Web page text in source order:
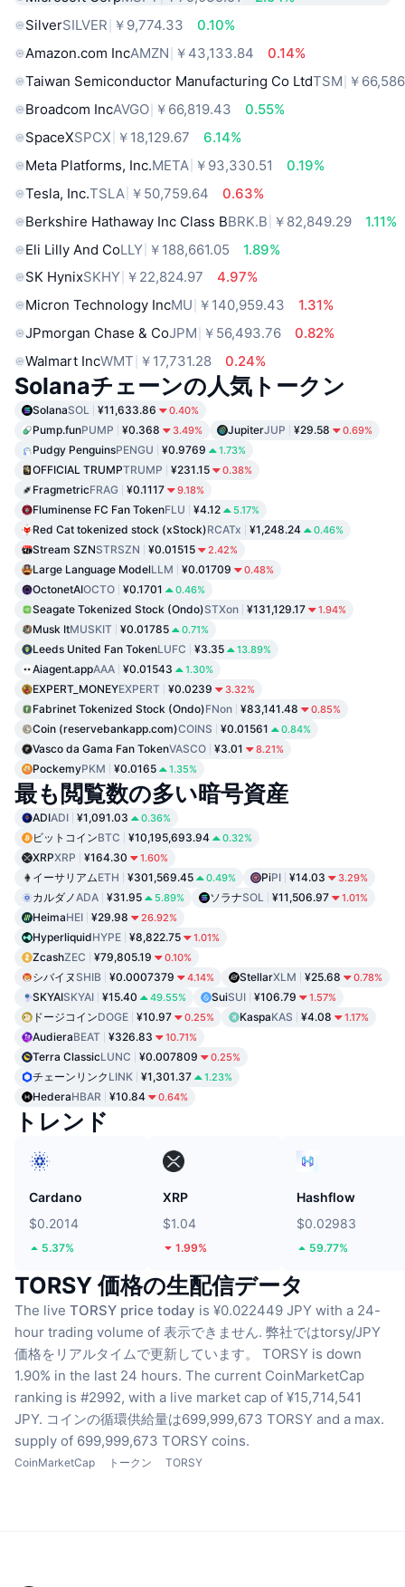
SilverSILVER ￥9,774.33
0.10%
Amazon.com IncAMZN ￥43,133.84
0.14%
Taiwan Semiconductor Manufacturing Co LtdTSM ￥
Broadcom IncAVGO ￥66,819.43
0.55%
SpaceXSPCX ￥18,129.67
6.14%
Meta Platforms, Inc.META ￥93,330.51
0.19%
Tesla, Inc.TSLA ￥50,759.64
0.63%
Berkshire Hathaway Inc Class BBRK.B ￥82,849.29
1.11%
Eli Lilly And CoLLY ￥188,661.05
1.89%
SK HynixSKHY ￥22,824.97
4.97%
Micron Technology IncMU ￥140,959.43
1.31%
JPmorgan Chase & CoJPM ￥56,493.76
0.82%
Walmart IncWMT ￥17,731.28 0.24%
Solanaチェーンの人気トークン
SolanaSOL ¥11,633.86 0.40%
Pump.funPUMP ¥0.368 3.49% JupiterJUP ¥29.58 0.69%
Pudgy PenguinsPENGU ¥0.9769 1.73%
OFFICIAL TRUMPTRUMP ¥231.15 0.38%
FragmetricFRAG ¥0.1117 9.18%
Fluminense FC Fan TokenFLU ¥4.12 5.17%
Red Cat tokenized stock (xStock)RCATx ¥1,248.24 0.46%
Stream SZNSTRSZN ¥0.01515 2.42%
Large Language ModelLLM ¥0.01709 0.48%
OctonetAIOCTO ¥0.1701 0.46%
Seagate Tokenized Stock (Ondo)STXon ¥131,129.17 1.94%
Musk ItMUSKIT ¥0.01785 0.71%
Leeds United Fan TokenLUFC ¥3.35 13.89%
Aiagent.appAAA ¥0.01543 1.30%
EXPERT_MONEYEXPERT ¥0.0239 3.32%
Fabrinet Tokenized Stock (Ondo)FNon ¥83,141.48 0.85%
Coin (reservebankapp.com)COINS ¥0.01561 0.84%
Vasco da Gama Fan TokenVASCO ¥3.01 8.21%
PockemyPKM ¥0.0165 1.35%
最も閲覧数の多い暗号資産
ADIADI ¥1,091.03 0.36%
ビットコインBTC ¥10,195,693.94 0.32%
XRPXRP ¥164.30 1.60%
イーサリアムETH ¥301,569.45 0.49% PiPI ¥14.03 3.29%
カルダノADA ¥31.95 5.89% ソラナSOL ¥11,506.97 1.01%
HeimaHEI ¥29.98 26.92%
HyperliquidHYPE ¥8,822.75 1.01%
ZcashZEC ¥79,805.19 0.10%
シバイヌ SHIB ¥0.0007379 4.14% StellarXLM ¥25.68 0.78%
SKYAISKYAI ¥15.40 49.55% SuiSUI ¥106.79 1.57%
ドージコインDOGE ¥10.97 0.25% KaspaKAS ¥4.08 1.17%
AudieraBEAT ¥326.83 10.71%
Terra ClassicLUNC ¥0.007809 0.25%
チェーンリンク LINK ¥1,301.37 1.23%
HederaHBAR ¥10.84 0.64%
トレンド
Cardano
$0.2014
5.37%
XRP
$1.04
1.99%
Hashflow
$0.02983
59.77%
TORSY 価格の生配信データ
The live TORSY price today is ¥0.022449 JPY with a 24-
hour trading volume of 表示できません. 弊社ではtorsy/JPY
価格をリアルタイムで更新しています。
TORSY is down
1.90% in the last 24 hours. The current CoinMarketCap
ranking is #2992, with a live market cap of ¥15,714,541
JPY. コインの循環供給量は699,999,673 TORSY and a max.
supply of 699,999,673 TORSY coins.
CoinMarketCap トークン TORSY